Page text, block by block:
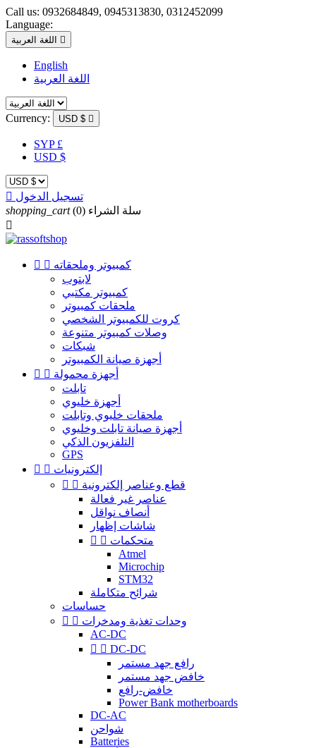
Call us: 0932684849, 0945313830, 0312452099
Language:
اللغة العربية 
English
اللغة العربية
Currency: USD $ 
SYP £
USD $
 تسجيل الدخول
shopping_cart
سلة الشراء (0)

  كمبيوتر وملحقاته
لابتوب
كمبيوتر مكتبي
ملحقات كمبيوتر
كروت للكمبيوتر الشخصي
وصلات كمبيوتر متنوعة
شبكات
أجهزة صيانة الكمبيوتر
  أجهزة محمولة
تابلت
أجهزة خليوي
ملحقات خليوي وتابلت
أجهزة صيانة تابلت وخليوي
التلفزيون الذكي
GPS
  إلكترونيات
  قطع وعناصر إلكترونية
عناصر غير فعالة
أنصاف نواقل
شاشات إظهار
  متحكمات
Atmel
Microchip
STM32
شرائح متكاملة
حساسات
  وحدات تغذية ومدخرات
AC-DC
  DC-DC
رافع جهد مستمر
خافض جهد مستمر
خافض-رافع
Power Bank motherboards
DC-AC
شواحن
Batteries